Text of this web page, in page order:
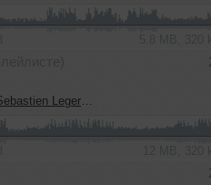
(TERMIT & Yuliana 'Duel' Blend)